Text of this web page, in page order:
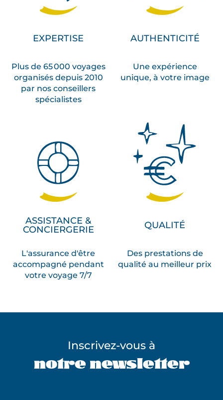
EXPERTISE
Plus de 65 000 voyages
organisés depuis 2010
par nos conseillers
spécialistes
AUTHENTICITÉ
Une expérience
unique, à votre image
ASSISTANCE &
CONCIERGERIE
L'assurance d'être
accompagné pendant
votre voyage 7/7
QUALITÉ
Des prestations de
qualité au meilleur prix
Inscrivez-vous à
notre newsletter